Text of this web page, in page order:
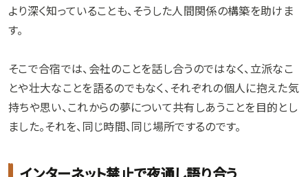
より深く知っていることも、そうした人間関係の構築を助けま
す。
そこで合宿では、会社のことを話し合うのではなく、立派なこ
とや壮大なことを語るのでもなく、それぞれの個人に抱えた気
持ちや思い、これからの夢について共有しあうことを目的とし
ました。それを、同じ時間、同じ場所でするのです。